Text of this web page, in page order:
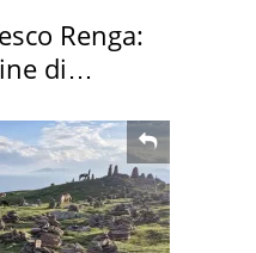
Renga:
di